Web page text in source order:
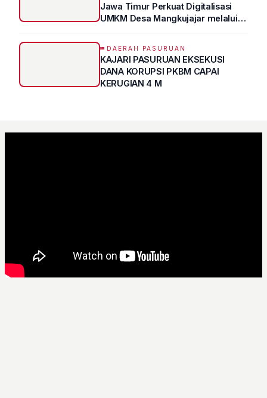
Jawa Timur Perkuat Digitalisasi
UMKM Desa Mangkujajar melalui
DAERAH PASURUAN
KAJARI PASURUAN EKSEKUSI
DANA KORUPSI PKBM CAPAI
KERUGIAN 4 M